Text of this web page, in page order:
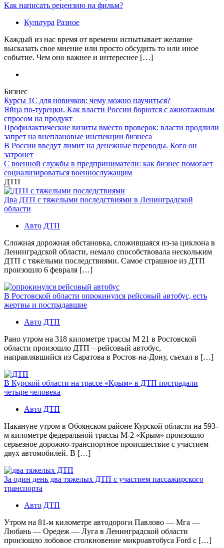
Как написать рецензию на фильм?
Культура Разное
Каждый из нас время от времени испытывает желание
высказать свое мнение или просто обсудить то или иное
событие. Чем оно важнее и интереснее […]
Бизнес
Курсы 1С для новичков: чему можно научиться?
Яйца по-турецки. Как власти России борются с ажиотажным
спросом на продукт
Профилактические визиты вместо проверок: власти продлили
запрет на внеплановые инспекции бизнеса
В России введут лимит на денежные переводы. Кого он
затронет
С военной службы в предприниматели: как бизнес помогает
социализироваться военнослужащим
ДТП
Два ДТП с тяжелыми последствиями в Ленинградской
области
Авто ДТП
Сложная дорожная обстановка, сложившаяся из-за циклона в
Ленинградской области, немало способствовала нескольким
ДТП с тяжелыми последствиями. Самое страшное из ДТП
произошло 6 февраля […]
В Ростовской области опрокинулся рейсовый автобус, есть
жертвы и пострадавшие
Авто ДТП
Рано утром на 318 километре трассы М 21 в Ростовской
области произошло ДТП – рейсовый автобус,
направлявшийся из Саратова в Ростов-на-Дону, съехал в […]
В Курской области на трассе «Крым» в ДТП пострадали
четыре человека
Авто ДТП
Накануне утром в Обоянском районе Курской области на 593-
м километре федеральной трассы М-2 «Крым» произошло
серьезное дорожно-транспортное происшествие с участием
двух автомобилей. В […]
За один день два тяжелых ДТП с участием пассажирского
транспорта
Авто ДТП
Утром на 81-м километре автодороги Павлово — Мга —
Любань — Оредеж — Луга в Ленинградской области
произошло лобовое столкновение микроавтобуса Ford с […]